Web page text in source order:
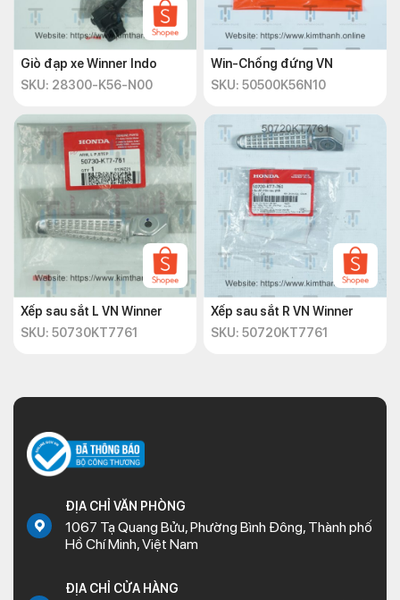
Giò đạp xe Winner Indo
SKU: 28300-K56-N00
Win-Chống đứng VN
SKU: 50500K56N10
Xếp sau sắt L VN Winner
SKU: 50730KT7761
Xếp sau sắt R VN Winner
SKU: 50720KT7761
ĐỊA CHỈ VĂN PHÒNG
1067 Tạ Quang Bửu, Phường Bình Đông, Thành phố
Hồ Chí Minh, Việt Nam
ĐỊA CHỈ CỬA HÀNG